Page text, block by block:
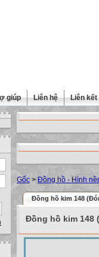
giúp Liên hệ Liên kết
Gốc > Đồng hồ - Hình
Đồng hồ kim 148
Đồng hồ kim 148